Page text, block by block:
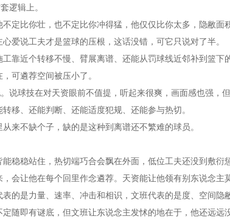
逻辑上。
定比你壮，也不定比你冲得猛，他仅仅比你太多，隐敝面
爱说工夫才是篮球的压根，这话没错，可它只说对了半。
工靠近个转移不慢、臂展离谱、还能从罚球线近邻补到篮
可遴荐空间被压小了。
球技在对天资眼前不值提，听起来很爽，画面感也强，
移、还能判断、还能适度犯规、还能参与热切。
来不缺个子，缺的是这种到离谱还不繁难的球员。
稳稳站住，热切端巧合会飘在外面，低位工夫还没到敷衍
会让他在每个回里作念遴荐。天资能让他领有别东说念主
的是力量、速率、冲击和相识，文班代表的是度、空间隐
随即有谜底，但文班让东说念主发怵的地在于，他还远远